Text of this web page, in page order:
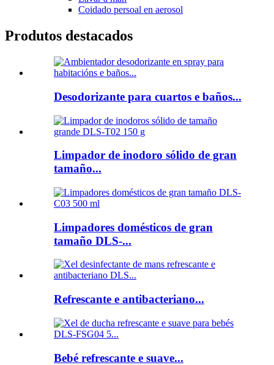
Coidado persoal en aerosol
Produtos destacados
Desodorizante para cuartos e baños...
Limpador de inodoro sólido de gran
tamaño...
Limpadores domésticos de gran
tamaño DLS-...
Refrescante e antibacteriano...
Bebé refrescante e suave...